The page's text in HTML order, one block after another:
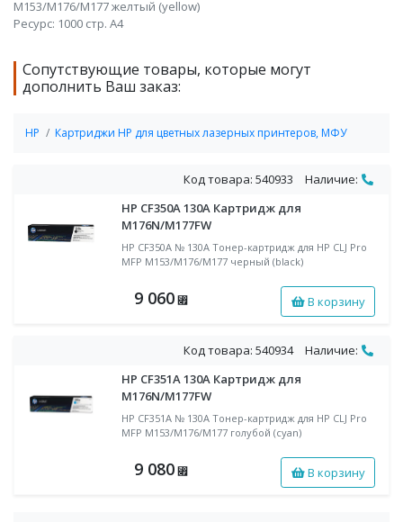
M153/M176/M177 желтый (yellow)
Ресурс: 1000 стр. А4
Сопутствующие товары, которые могут
дополнить Ваш заказ:
HP Картриджи HP для цветных лазерных принтеров, МФУ
Код товара: 540933
Наличие:
HP CF350A 130A Картридж для
M176N/M177FW
HP CF350A № 130A Тонер-картридж для HP CLJ Pro
MFP M153/M176/M177 черный (black)
9 060 ⃏ В корзину
Код товара: 540934
Наличие:
HP CF351A 130A Картридж для
M176N/M177FW
HP CF351A № 130A Тонер-картридж для HP CLJ Pro
MFP M153/M176/M177 голубой (cyan)
9 080 ⃏ В корзину